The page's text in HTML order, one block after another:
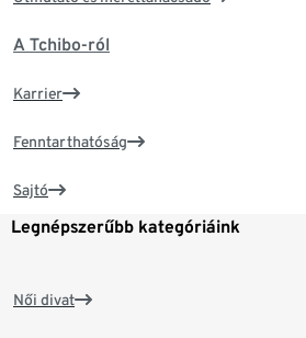
A Tchibo-ról
Karrier
Fenntarthatóság
Sajtó
Legnépszerűbb kategóriáink
Női divat